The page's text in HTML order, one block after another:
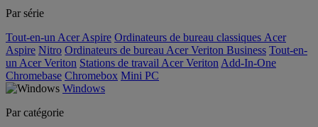
Par série
Tout-en-un Acer Aspire Ordinateurs de bureau classiques Acer
Aspire Nitro Ordinateurs de bureau Acer Veriton Business Tout-en-
un Acer Veriton Stations de travail Acer Veriton Add-In-One
Chromebase Chromebox Mini PC
Windows
Par catégorie